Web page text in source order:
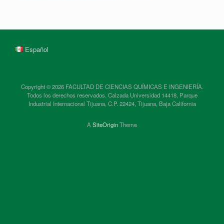
Español
Copyright © 2026 FACULTAD DE CIENCIAS QUÍMICAS E INGENIERÍA.
Todos los derechos reservados. Calzada Universidad 14418, Parque
Industrial Internacional Tijuana, C.P. 22424, Tijuana, Baja California
A SiteOriginTheme